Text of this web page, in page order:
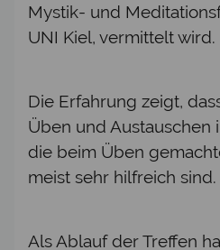
Mystik- und
UNI Kiel, vermittelt wird.
Die Erfahrung zeigt,
Üben und
die beim Üben
meist sehr hilfreich sind.
Als Ablauf der Treffen